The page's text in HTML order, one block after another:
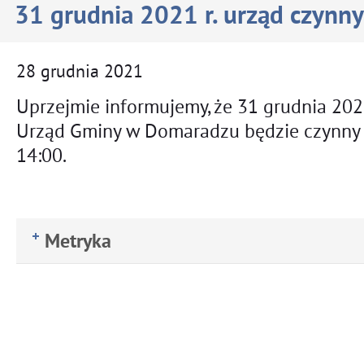
31 grudnia 2021 r. urząd
28 grudnia 2021
Uprzejmie informujemy, że 31 grudnia
Urząd Gminy w Domaradzu będzie
14:00.
Metryka